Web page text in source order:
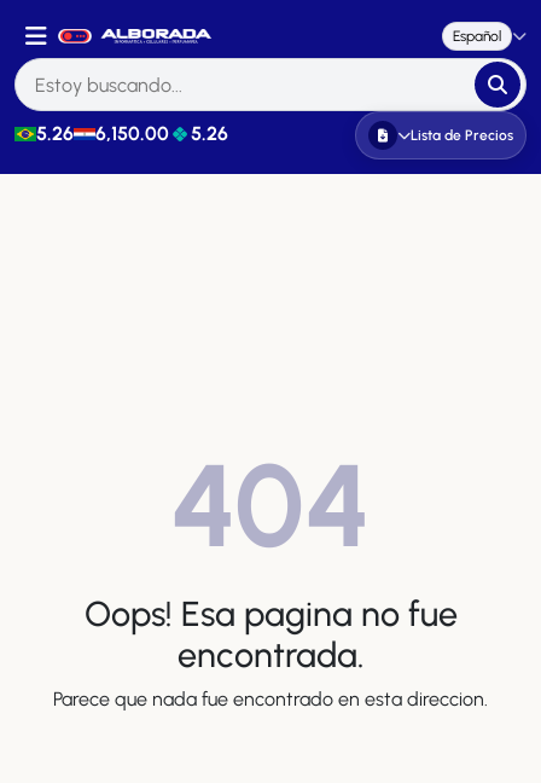
Español
5.26 6,150.00 5.26 Lista de Precios
404
Oops! Esa pagina no fue
encontrada.
Parece que nada fue encontrado en esta direccion.